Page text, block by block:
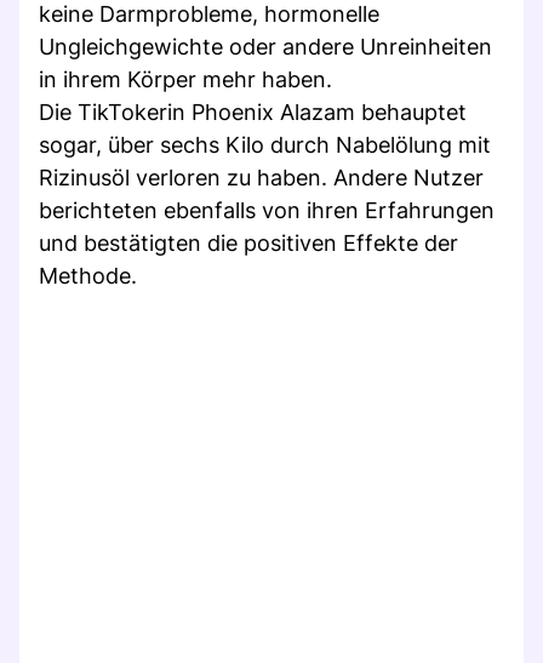
keine Darmprobleme, hormonelle
Ungleichgewichte oder andere Unreinheiten
in ihrem Körper mehr haben.
Die TikTokerin Phoenix Alazam behauptet
sogar, über sechs Kilo durch Nabelölung mit
Rizinusöl verloren zu haben. Andere Nutzer
berichteten ebenfalls von ihren Erfahrungen
und bestätigten die positiven Effekte der
Methode.